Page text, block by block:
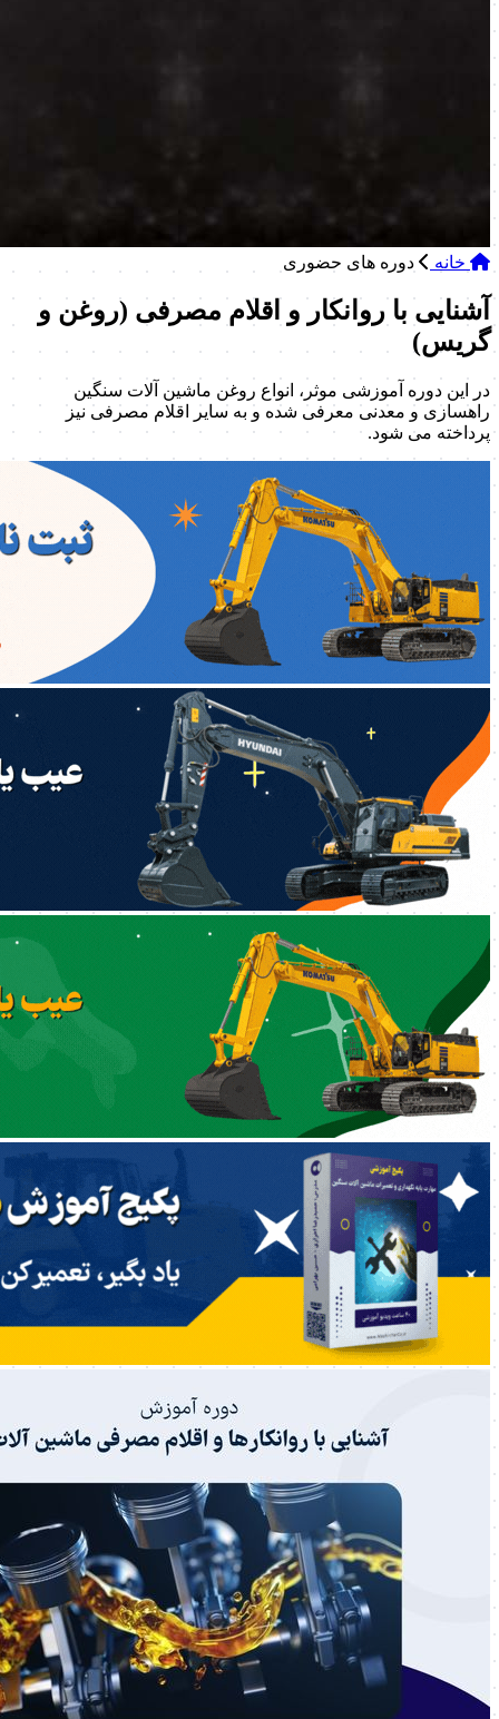
خانه دوره های حضوری
آشنایی با روانکار و اقلام مصرفی (روغن و
گریس)
در این دوره آموزشی موثر، انواع روغن ماشین آلات سنگین
راهسازی و معدنی معرفی شده و به سایر اقلام مصرفی نیز
پرداخته می شود.